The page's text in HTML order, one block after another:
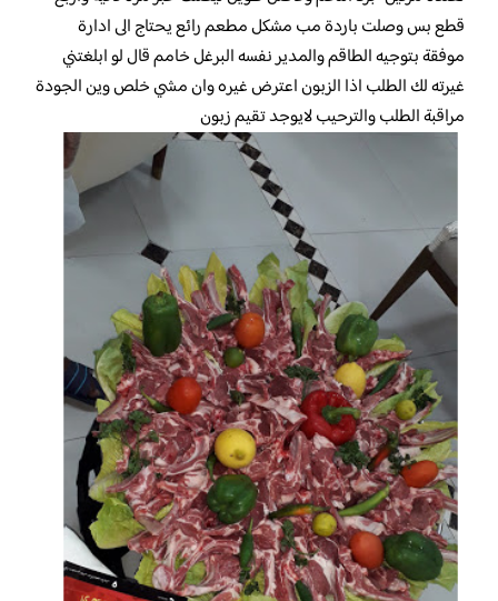
قطع بس وصلت باردة مب مشكل مطعم رائع يحتاج الى ادارة
موفقة بتوجيه الطاقم والمدير نفسه البرغل خامم قال لو ابلغتني
غيرته لك الطلب اذا الزبون اعترض غيره وان مشي خلص وين الجودة
مراقبة الطلب والترحيب لايوجد تقيم زبون